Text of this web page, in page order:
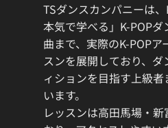
TSダンスカンパニーは
本気で学べる」K-POP
曲まで、実際のK-POP
スンを展開しており、
ィションを目指す上級
います。
レッスンは高田馬場・